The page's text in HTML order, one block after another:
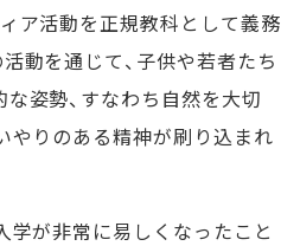
ア活動を正規教科として義務
動を通じて、子供や若者たち
姿勢、すなわち自然を大切
やりのある精神が刷り込まれ
学が非常に易しくなったこと